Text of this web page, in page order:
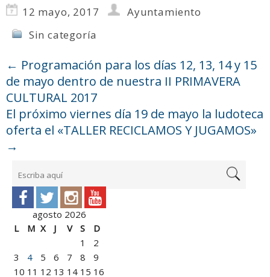
12 mayo, 2017
Ayuntamiento
Sin categoría
← Programación para los días 12, 13, 14 y 15
de mayo dentro de nuestra II PRIMAVERA
CULTURAL 2017
El próximo viernes día 19 de mayo la ludoteca
oferta el «TALLER RECICLAMOS Y JUGAMOS»
→
agosto 2026
L
M X J V S
D
1
2
3
4 5 6 7 8
9
10 11 12 13 14 15 16